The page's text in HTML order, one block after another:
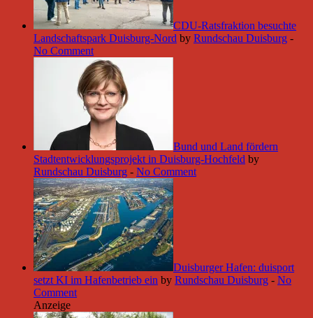
CDU-Ratsfraktion besuchte
Landschaftspark Duisburg-Nord by Rundschau Duisburg -
No Comment
Bund und Land fördern
Stadtentwicklungsprojekt in Duisburg-Hochfeld by
Rundschau Duisburg - No Comment
Duisburger Hafen: duisport
setzt KI im Hafenbetrieb ein by Rundschau Duisburg - No
Comment
Anzeige